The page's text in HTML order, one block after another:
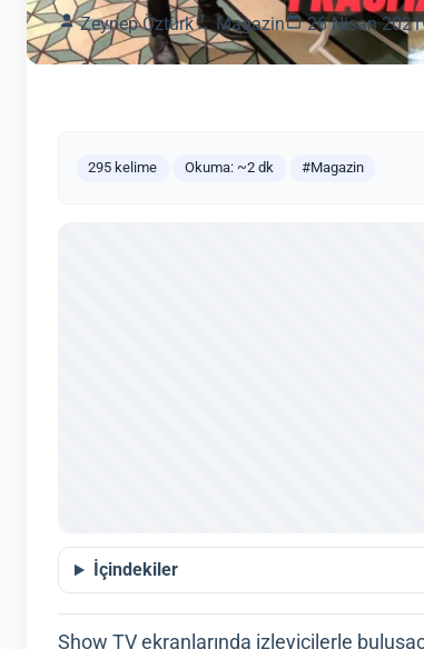
Zeynep Öztürk Magazin 26 Nisan 2021
295 kelime Okuma: ~2 dk #Magazin
İçindekiler
Show TV ekranlarında izleyicilerle